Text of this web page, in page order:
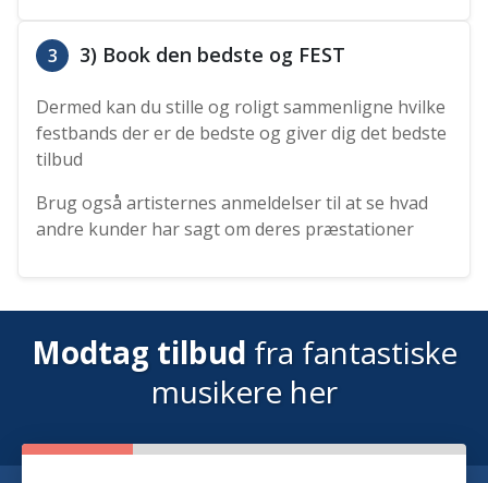
3 3) Book den bedste og FEST
Dermed kan du stille og roligt sammenligne hvilke
festbands der er de bedste og giver dig det bedste
tilbud
Brug også artisternes anmeldelser til at se hvad
andre kunder har sagt om deres præstationer
Modtag tilbud fra fantastiske
musikere her